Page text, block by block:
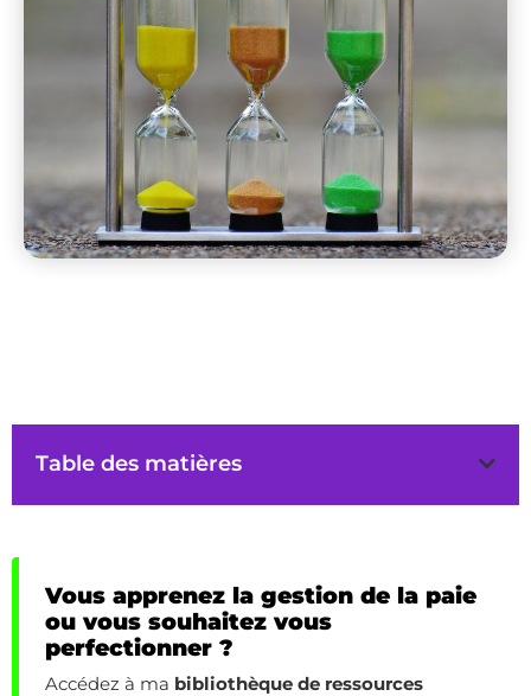
Table des matières
Vous apprenez la gestion de la paie
ou vous souhaitez vous
perfectionner ?
Accédez à ma bibliothèque de ressources